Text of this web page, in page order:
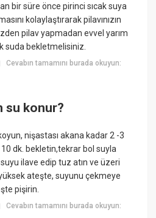
bir süre önce pirinci sıcak suya
kolaylaştırarak pilavınızın
pilav yapmadan evvel yarım
suda bekletmelisiniz.
Cevabın tamamını burada okuyun:
su konur?
nişastası akana kadar 2 -3
10 dk. bekletin,tekrar bol suyla
suyu ilave edip tuz atın ve üzeri
ateşte, suyunu çekmeye
pişirin.
Cevabın tamamını burada okuyun: